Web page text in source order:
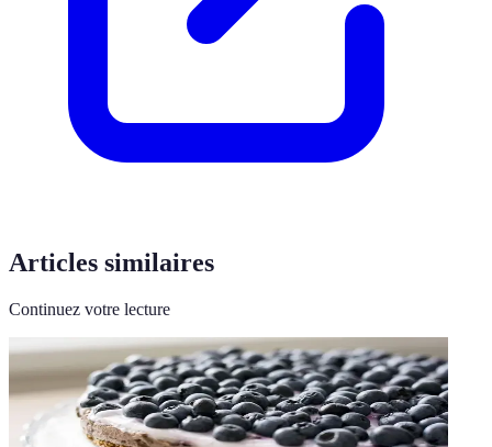
Articles similaires
Continuez votre lecture